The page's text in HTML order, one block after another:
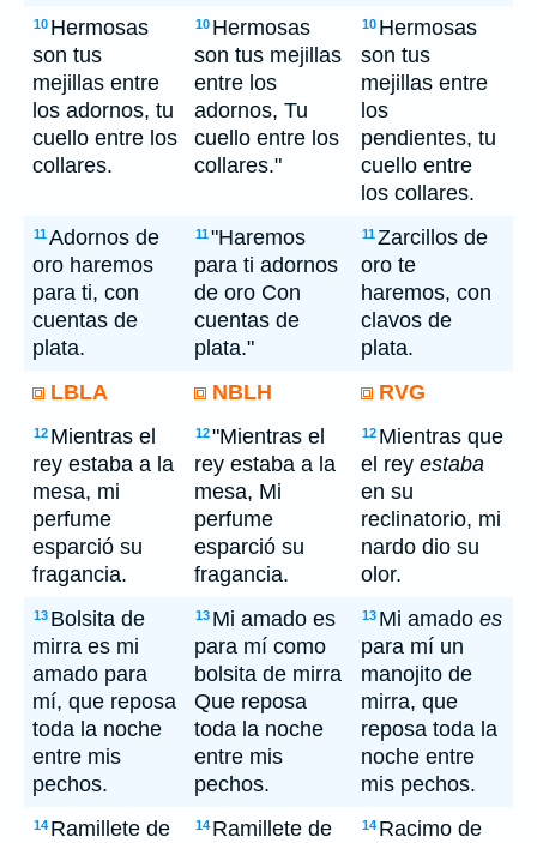
10 Hermosas
son tus
mejillas entre
los adornos, tu
cuello entre los
collares.
10 Hermosas
son tus mejillas
entre los
adornos, Tu
cuello entre los
collares."
10 Hermosas
son tus
mejillas entre
los
pendientes, tu
cuello entre
los collares.
11Adornos de
oro haremos
para ti, con
cuentas de
plata.
11"Haremos
para ti adornos
de oro Con
cuentas de
plata."
11Zarcillos de
oro te
haremos, con
clavos de
plata.
LBLA
NBLH RVG
12 Mientras el
rey estaba a la
mesa, mi
perfume
esparció su
fragancia.
12"Mientras el
rey estaba a la
mesa, Mi
perfume
esparció su
fragancia.
12 Mientras que
el rey estaba
en su
reclinatorio, mi
nardo dio su
olor.
13 Bolsita de
mirra es mi
amado para
mí, que reposa
toda la noche
entre mis
pechos.
13 Mi amado es
para mí como
bolsita de mirra
Que reposa
toda la noche
entre mis
pechos.
13 Mi amado es
para mí un
manojito de
mirra, que
reposa toda la
noche entre
mis pechos.
14 Ramillete de
14 Ramillete de
14 Racimo de